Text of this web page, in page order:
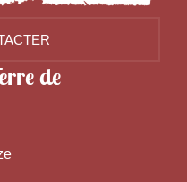
de